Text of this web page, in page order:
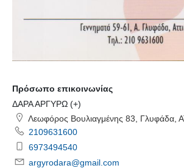
Πρόσωπο επικοινωνίας
ΔΑΡΑ ΑΡΓΥΡΩ (+)
Λεωφόρος Βουλιαγμένης 83, Γλυφάδα,
2109631600
6973494540
argyrodara@gmail.com